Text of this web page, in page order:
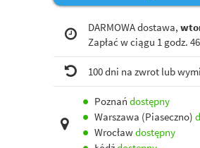
DARMOWA dostawa,
Zapłać w ciągu 1 godz.
100 dni na zwrot lub
● Poznań dostępny
● Warszawa (Piaseczno)
● Wrocławdostępny